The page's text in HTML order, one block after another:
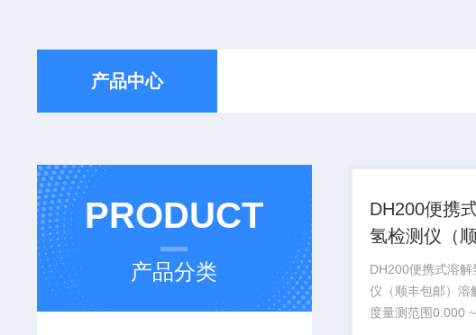
产品中心
PRODUCT
产品分类
DH200便携
氢检测仪（
邮）
DH200便携式溶解
仪（顺丰包邮）溶
度量测范围0.000 ~